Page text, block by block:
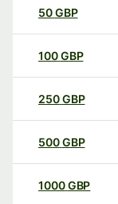
50GBP
100GBP
250GBP
500GBP
1000GBP